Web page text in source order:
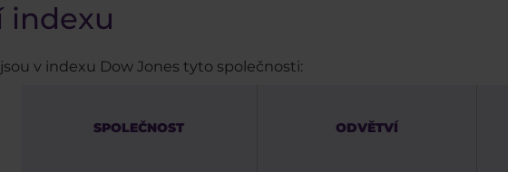
indexu
v indexu Dow Jones tyto společnosti:
SPOLEČNOST ODVĚTVÍ